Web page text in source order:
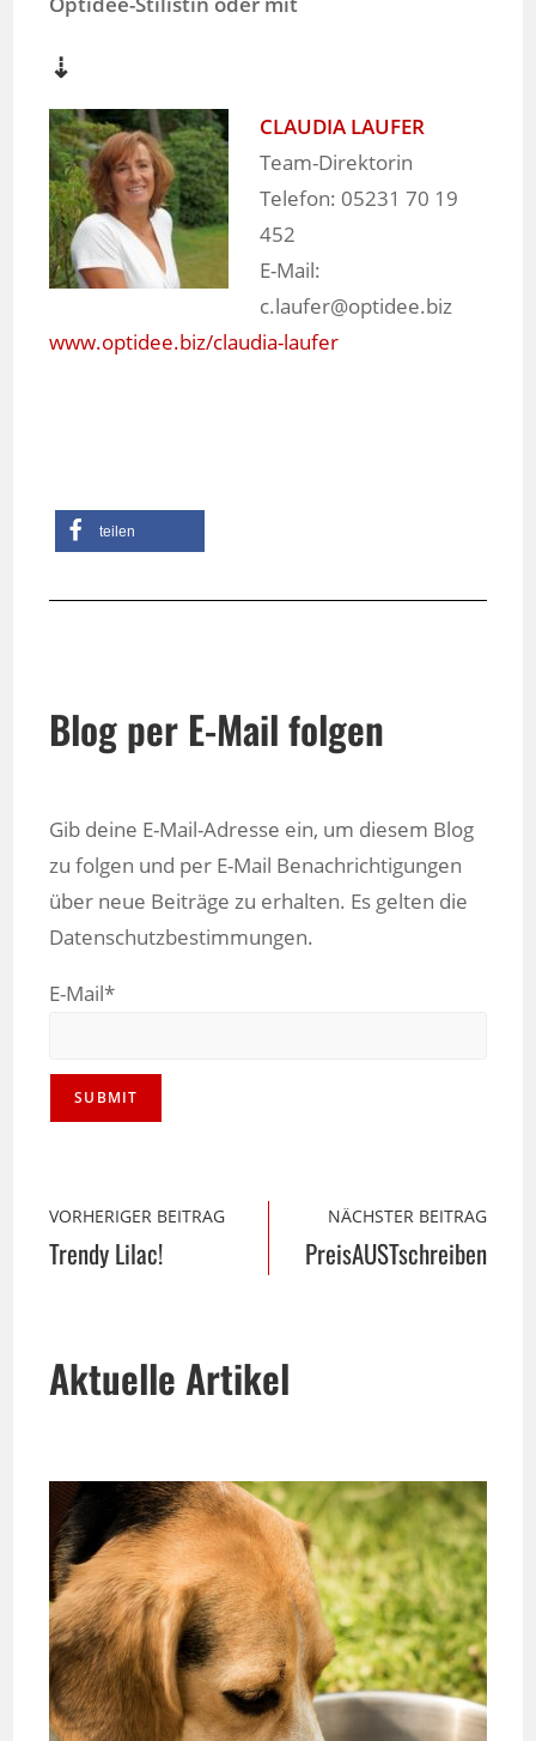
⇣
CLAUDIA LAUFER
Team-Direktorin
Telefon: 05231 70 19
452
E-Mail:
c.laufer@optidee.biz
www.optidee.biz/claudia-laufer
teilen
Blog per E-Mail folgen
Gib deine E-Mail-Adresse ein, um diesem Blog
zu folgen und per E-Mail Benachrichtigungen
über neue Beiträge zu erhalten. Es gelten die
Datenschutzbestimmungen.
E-Mail*
VORHERIGER BEITRAG
Trendy Lilac!
NÄCHSTER BEITRAG
PreisAUSTschreiben
Aktuelle Artikel